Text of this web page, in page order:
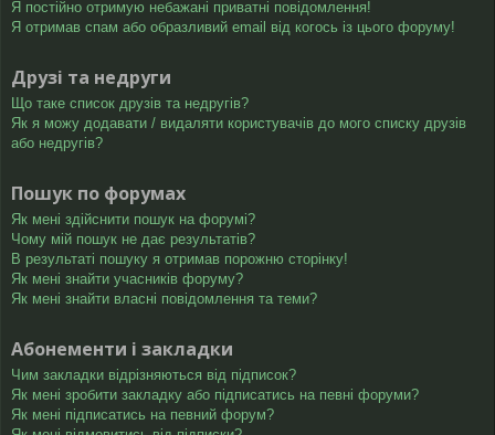
Я постійно отримую небажані приватні повідомлення!
Я отримав спам або образливий email від когось із цього форуму!
Друзі та недруги
Що таке список друзів та недругів?
Як я можу додавати / видаляти користувачів до мого списку друзів
або недругів?
Пошук по форумах
Як мені здійснити пошук на форумі?
Чому мій пошук не дає результатів?
В результаті пошуку я отримав порожню сторінку!
Як мені знайти учасників форуму?
Як мені знайти власні повідомлення та теми?
Абонементи і закладки
Чим закладки відрізняються від підписок?
Як мені зробити закладку або підписатись на певні форуми?
Як мені підписатись на певний форум?